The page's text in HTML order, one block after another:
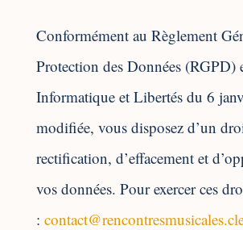
Conformément au Règlement
Protection des Données (RGPD)
Informatique et Libertés du 6
modifiée, vous disposez d’un
rectification, d’effacement et
vos données. Pour exercer ces
: